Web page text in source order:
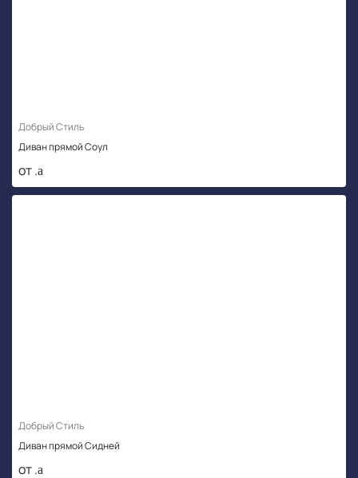
Добрый Стиль
Диван прямой Соул
от .
Добрый Стиль
Диван прямой Сидней
от .